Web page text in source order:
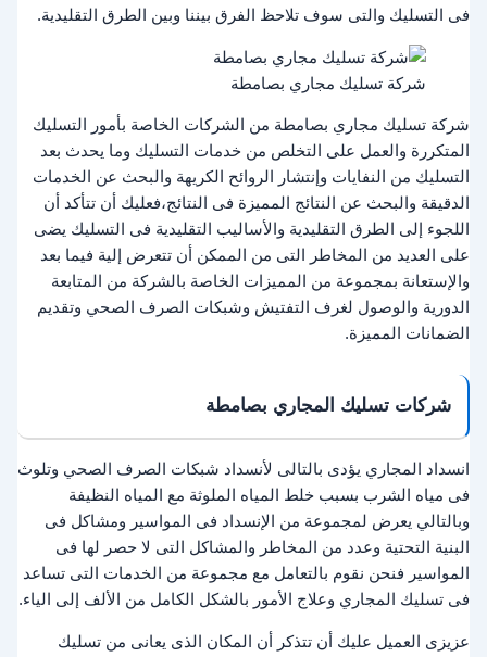
فى التسليك والتى سوف تلاحظ الفرق بيننا وبين الطرق التقليدية.
شركة تسليك مجاري بصامطة
شركة تسليك مجاري بصامطة من الشركات الخاصة بأمور التسليك
المتكررة والعمل على التخلص من خدمات التسليك وما يحدث بعد
التسليك من النفايات وإنتشار الروائح الكريهة والبحث عن الخدمات
الدقيقة والبحث عن النتائج المميزة فى النتائج،فعليك أن تتأكد أن
اللجوء إلى الطرق التقليدية والأساليب التقليدية فى التسليك يضى
على العديد من المخاطر التى من الممكن أن تتعرض إلية فيما بعد
والإستعانة بمجموعة من المميزات الخاصة بالشركة من المتابعة
الدورية والوصول لغرف التفتيش وشبكات الصرف الصحي وتقديم
الضمانات المميزة.
شركات تسليك المجاري بصامطة
انسداد المجاري يؤدى بالتالى لأنسداد شبكات الصرف الصحي وتلوث
فى مياه الشرب بسبب خلط المياه الملوثة مع المياه النظيفة
وبالتالي يعرض لمجموعة من الإنسداد فى المواسير ومشاكل فى
البنية التحتية وعدد من المخاطر والمشاكل التى لا حصر لها فى
المواسير فنحن نقوم بالتعامل مع مجموعة من الخدمات التى تساعد
فى تسليك المجاري وعلاج الأمور بالشكل الكامل من الألف إلى الياء.
عزيزى العميل عليك أن تتذكر أن المكان الذى يعانى من تسليك